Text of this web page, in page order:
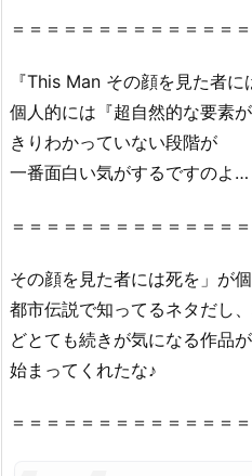
＝＝＝＝＝＝＝＝＝＝＝＝＝
『This Man その顔を見た者
個人的には『超自然的な要素
きりわかっていない段階が
一番面白い気がするですのよ…
＝＝＝＝＝＝＝＝＝＝＝＝＝
その顔を見た者には死を」が
都市伝説で知ってるネタだし
どとても続きが気になる作品が
始まってくれたな♪
＝＝＝＝＝＝＝＝＝＝＝＝＝